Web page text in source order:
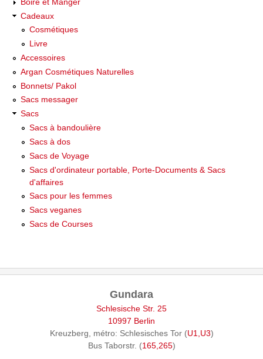
Cadeaux
Cosmétiques
Livre
Accessoires
Argan Cosmétiques Naturelles
Bonnets/ Pakol
Sacs messager
Sacs
Sacs à bandoulière
Sacs à dos
Sacs de Voyage
Sacs d'ordinateur portable, Porte-Documents & Sacs
d'affaires
Sacs pour les femmes
Sacs veganes
Sacs de Courses
Gundara
Schlesische Str. 25
10997 Berlin
Kreuzberg, métro: Schlesisches Tor (U1,U3)
Bus Taborstr. (165,265)